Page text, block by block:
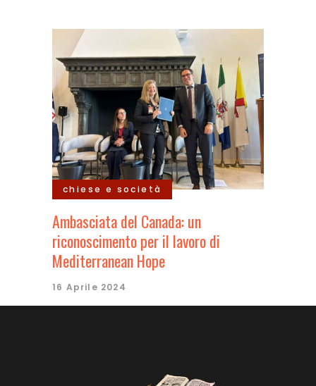
chiese e società
Ambasciata del Canada: un
riconoscimento per il lavoro di
Mediterranean Hope
16 Aprile 2024